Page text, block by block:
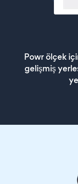
Powr ölçek
gelişmiş